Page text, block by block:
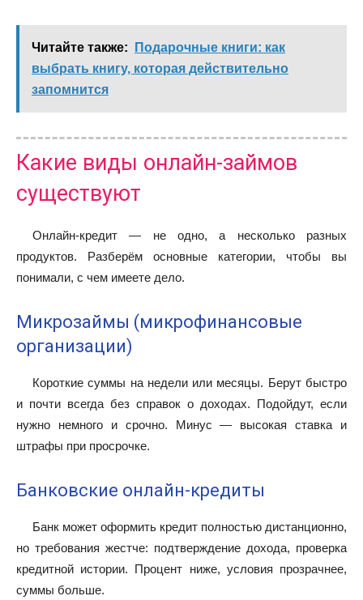
Читайте также:
Подарочные книги: как
выбрать книгу, которая действительно
запомнится
Какие виды онлайн-займов
существуют
Онлайн-кредит — не одно, а несколько разных
продуктов. Разберём основные категории, чтобы вы
понимали, с чем имеете дело.
Микрозаймы (микрофинансовые
организации)
Короткие суммы на недели или месяцы. Берут быстро
и почти всегда без справок о доходах. Подойдут, если
нужно немного и срочно. Минус — высокая ставка и
штрафы при просрочке.
Банковские онлайн-кредиты
Банк может оформить кредит полностью дистанционно,
но требования жестче: подтверждение дохода, проверка
кредитной истории. Процент ниже, условия прозрачнее,
суммы больше.